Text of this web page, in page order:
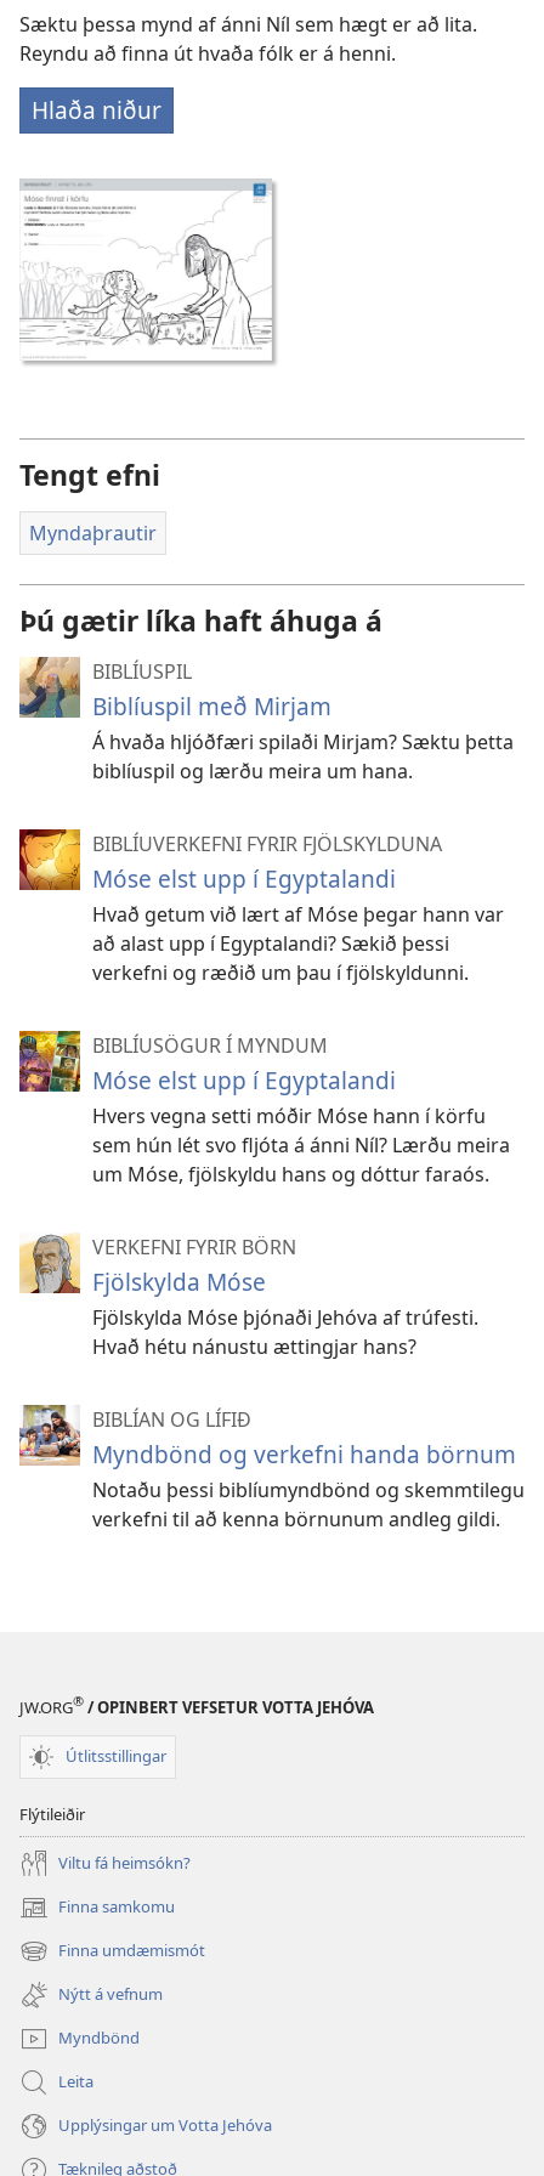
Sæktu þessa mynd af ánni Níl sem hægt er að lita.
Reyndu að finna út hvaða fólk er á henni.
Hlaða niður
Tengt efni
Myndaþrautir
Þú gætir líka haft áhuga á
BIBLÍUSPIL
Biblíuspil með Mirjam
Á hvaða hljóðfæri spilaði Mirjam? Sæktu þetta
biblíuspil og lærðu meira um hana.
BIBLÍUVERKEFNI FYRIR FJÖLSKYLDUNA
Móse elst upp í Egyptalandi
Hvað getum við lært af Móse þegar hann var
að alast upp í Egyptalandi? Sækið þessi
verkefni og ræðið um þau í fjölskyldunni.
BIBLÍUSÖGUR Í MYNDUM
Móse elst upp í Egyptalandi
Hvers vegna setti móðir Móse hann í körfu
sem hún lét svo fljóta á ánni Níl? Lærðu meira
um Móse, fjölskyldu hans og dóttur faraós.
VERKEFNI FYRIR BÖRN
Fjölskylda Móse
Fjölskylda Móse þjónaði Jehóva af trúfesti.
Hvað hétu nánustu ættingjar hans?
BIBLÍAN OG LÍFIÐ
Myndbönd og verkefni handa börnum
Notaðu þessi biblíumyndbönd og skemmtilegu
verkefni til að kenna börnunum andleg gildi.
JW.ORG® / OPINBERT VEFSETUR VOTTA JEHÓVA
Útlitsstillingar
Flýtileiðir
Viltu fá heimsókn?
Finna samkomu
(opnast
í
nýjum
glugga)
Finna umdæmismót
(opnast
nýjum
glugga)
Nýtt á vefnum
Myndbönd
Leita
Upplýsingar um Votta Jehóva
Tæknileg aðstoð